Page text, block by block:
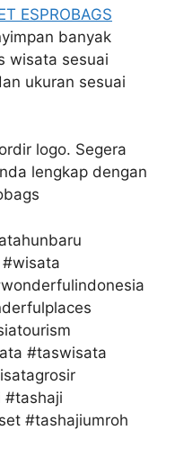
banyak
wisata sesuai
ukuran sesuai
logo. Segera
lengkap dengan
#taswisata
#tashaji
#tashajiumroh